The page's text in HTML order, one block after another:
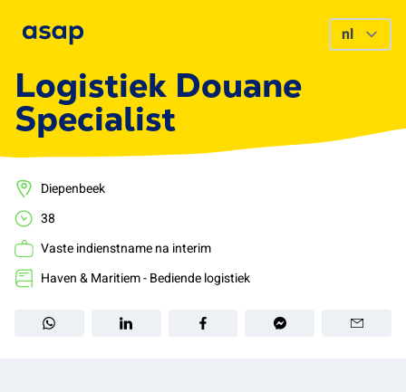
Logistiek Douane
Specialist
Diepenbeek
38
Vaste indienstname na interim
Haven & Maritiem - Bediende logistiek